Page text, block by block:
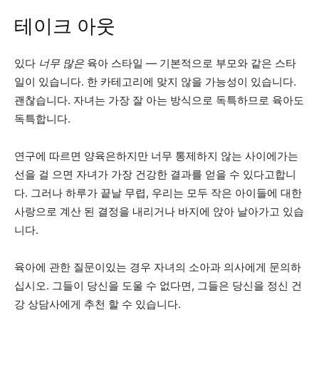
테이크 아웃
있다 너무 많은 육아 스타일 — 기본적으로 부모와 같은 스타
일이 있습니다. 한 카테고리에 맞지 않을 가능성이 있습니다.
괜찮습니다. 자녀는 가장 잘 아는 방식으로 독특하므로 육아도
독특합니다.
연구에 따르면 양육은하지만 너무 통제하지 않는 사이에가는
선을 걸 으면 자녀가 가장 건강한 결과를 얻을 수 있다고합니
다. 그러나 하루가 끝날 무렵, 우리는 모두 작은 아이들에 대한
사랑으로 계산 된 결정을 내리거나 바지에 앉아 날아가고 있습
니다.
육아에 관한 질문이있는 경우 자녀의 소아과 의사에게 문의하
십시오. 그들이 당신을 도울 수 없다면, 그들은 당신을 정신 건
강 상담사에게 추천 할 수 있습니다.